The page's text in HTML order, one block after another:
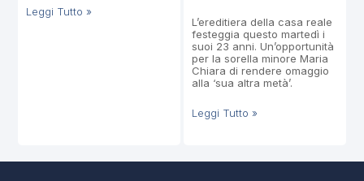
Leggi Tutto »
L’ereditiera della casa reale
festeggia questo martedì i
suoi 23 anni. Un’opportunità
per la sorella minore Maria
Chiara di rendere omaggio
alla ‘sua altra metà’.
Leggi Tutto »